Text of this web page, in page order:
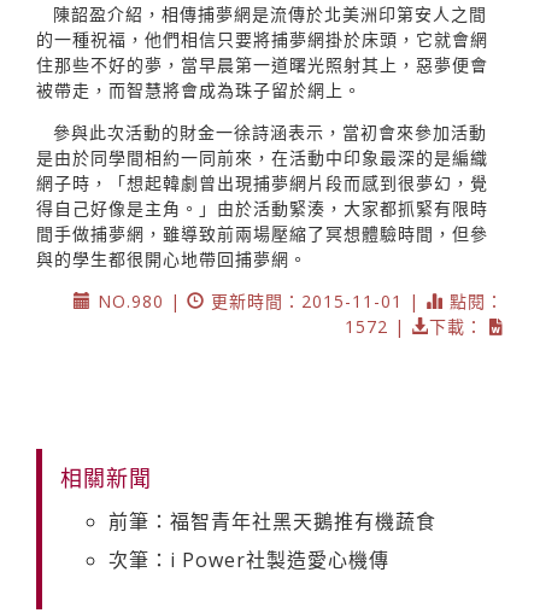
陳韶盈介紹，相傳捕夢網是流傳於北美洲印第安人之間
的一種祝福，他們相信只要將捕夢網掛於床頭，它就會網
住那些不好的夢，當早晨第一道曙光照射其上，惡夢便會
被帶走，而智慧將會成為珠子留於網上。
參與此次活動的財金一徐詩涵表示，當初會來參加活動
是由於同學間相約一同前來，在活動中印象最深的是編織
網子時，「想起韓劇曾出現捕夢網片段而感到很夢幻，覺
得自己好像是主角。」由於活動緊湊，大家都抓緊有限時
間手做捕夢網，雖導致前兩場壓縮了冥想體驗時間，但參
與的學生都很開心地帶回捕夢網。
NO.980 |
更新時間：2015-11-01 |
點閱：
1572 |
下載：
相關新聞
前筆：福智青年社黑天鵝推有機蔬食
次筆：i Power社製造愛心機傳